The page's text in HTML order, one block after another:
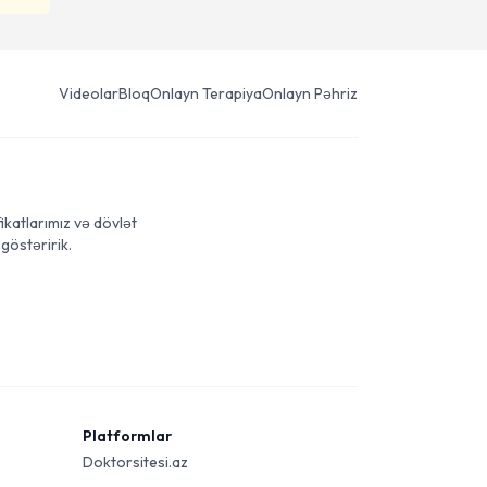
VideolarBloqOnlayn TerapiyaOnlayn Pəhriz
və dövlət
göstəririk.
Platformlar
Doktorsitesi.az